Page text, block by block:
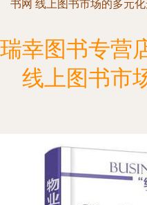
书网 线上图书市场的多元
瑞幸图书专营
线上图书市